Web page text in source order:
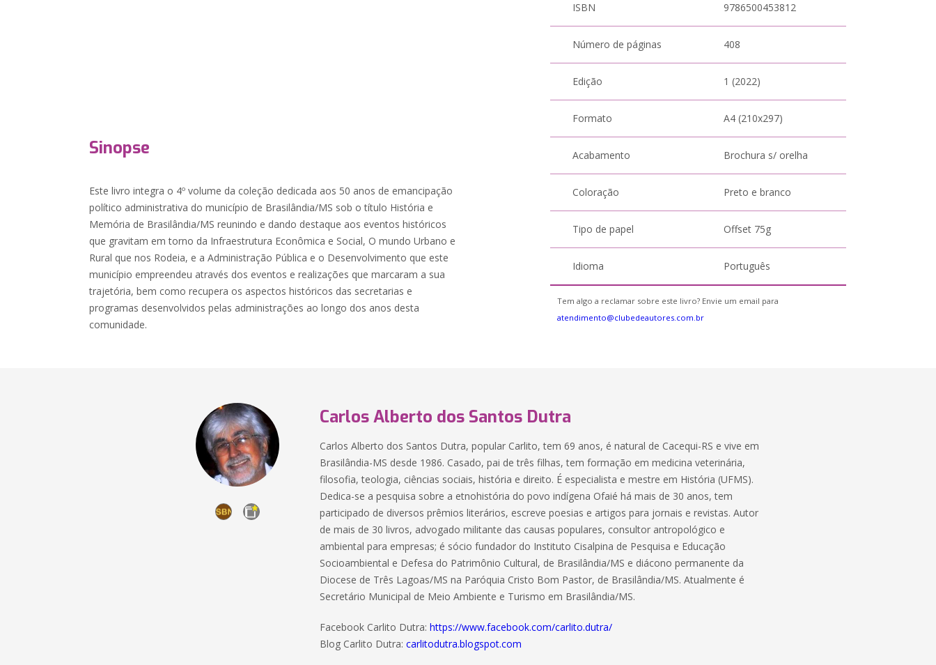
Sinopse
Este livro integra o 4º volume da coleção dedicada aos 50 anos de emancipação
político administrativa do município de Brasilândia/MS sob o título História e
Memória de Brasilândia/MS reunindo e dando destaque aos eventos históricos
que gravitam em torno da Infraestrutura Econômica e Social, O mundo Urbano e
Rural que nos Rodeia, e a Administração Pública e o Desenvolvimento que este
município empreendeu através dos eventos e realizações que marcaram a sua
trajetória, bem como recupera os aspectos históricos das secretarias e
programas desenvolvidos pelas administrações ao longo dos anos desta
comunidade.
ISBN 9786500453812
Número de páginas 408
Edição 1 (2022)
Formato A4 (210x297)
Acabamento Brochura s/ orelha
Coloração Preto e branco
Tipo de papel Offset 75g
Idioma Português
Tem algo a reclamar sobre este livro? Envie um email para
atendimento@clubedeautores.com.br
Carlos Alberto dos Santos Dutra
Carlos Alberto dos Santos Dutra, popular Carlito, tem 69 anos, é natural de Cacequi-RS e vive em
Brasilândia-MS desde 1986. Casado, pai de três filhas, tem formação em medicina veterinária,
filosofia, teologia, ciências sociais, história e direito. É especialista e mestre em História (UFMS).
Dedica-se a pesquisa sobre a etnohistória do povo indígena Ofaié há mais de 30 anos, tem
participado de diversos prêmios literários, escreve poesias e artigos para jornais e revistas. Autor
de mais de 30 livros, advogado militante das causas populares, consultor antropológico e
ambiental para empresas; é sócio fundador do Instituto Cisalpina de Pesquisa e Educação
Socioambiental e Defesa do Patrimônio Cultural, de Brasilândia/MS e diácono permanente da
Diocese de Três Lagoas/MS na Paróquia Cristo Bom Pastor, de Brasilândia/MS. Atualmente é
Secretário Municipal de Meio Ambiente e Turismo em Brasilândia/MS.
Facebook Carlito Dutra:https://www.facebook.com/carlito.dutra/
Blog Carlito Dutra:carlitodutra.blogspot.com